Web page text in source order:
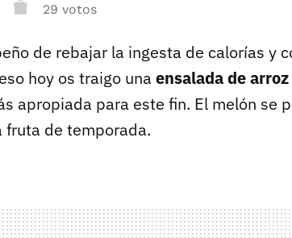
29 votos
de rebajar la ingesta de calorías y
hoy os traigo una ensalada de
apropiada para este fin. El melón se
fruta de temporada.